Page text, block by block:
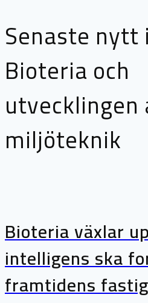
Senaste nytt
Bioteria och
utvecklingen
miljöteknik
Bioteria växlar
intelligens ska
framtidens